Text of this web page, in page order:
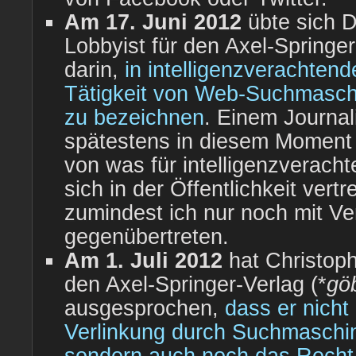
Am 17. Juni 2012 übte sich
Lobbyist für den Axel-
darin, in
Tätigkeit von Web-
zu bezeichnen. Einem
spätestens in diesem
von was für
sich in der Öffentlichkeit
zumindest ich nur noch mit
gegenübertreten.
Am 1. Juli 2012 hat
den Axel-Springer-Verlag (*
ausgesprochen, dass er
Verlinkung durch